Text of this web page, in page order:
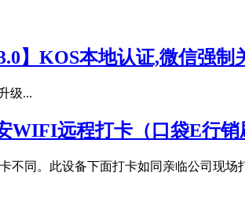
】KOS本地认证,微信强
级...
WIFI远程打卡（口袋E行销
不同。此设备下面打卡如同亲临公司现